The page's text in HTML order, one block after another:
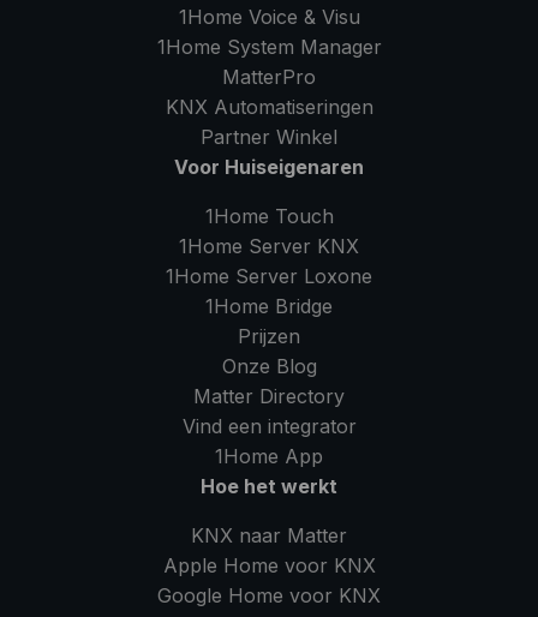
1Home Voice & Visu
1Home System Manager
MatterPro
KNX Automatiseringen
Partner Winkel
Voor Huiseigenaren
1Home Touch
1Home Server KNX
1Home Server Loxone
1Home Bridge
Prijzen
Onze Blog
Matter Directory
Vind een integrator
1Home App
Hoe het werkt
KNX naar Matter
Apple Home voor KNX
Google Home voor KNX